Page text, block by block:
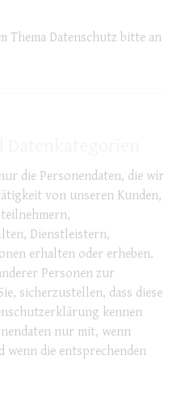
Thema Datenschutz bitte an
die Personendaten, die wir
von unseren Kunden,
Dienstleistern,
erhalten oder erheben.
Personen zur
sicherzustellen, dass diese
kennen
nur mit, wenn
die entsprechenden